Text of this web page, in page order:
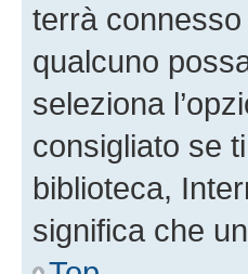
terrà
qualcuno
seleziona
consigliato se
biblioteca,
significa che